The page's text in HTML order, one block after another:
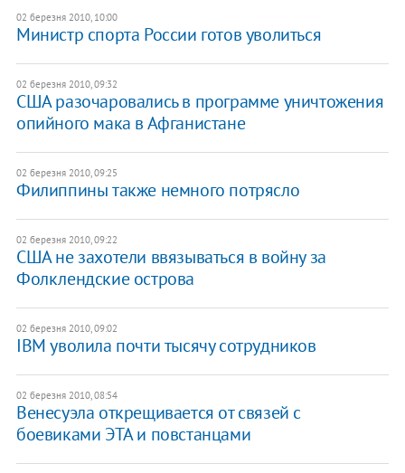
02 березня 2010, 10:00
Министр спорта России готов уволиться
02 березня 2010, 09:32
США разочаровались в программе уничтожения
опийного мака в Афганистане
02 березня 2010, 09:25
Филиппины также немного потрясло
02 березня 2010, 09:22
США не захотели ввязываться в войну за
Фолклендские острова
02 березня 2010, 09:02
IBM уволила почти тысячу сотрудников
02 березня 2010, 08:54
Венесуэла открещивается от связей с
боевиками ЭТА и повстанцами